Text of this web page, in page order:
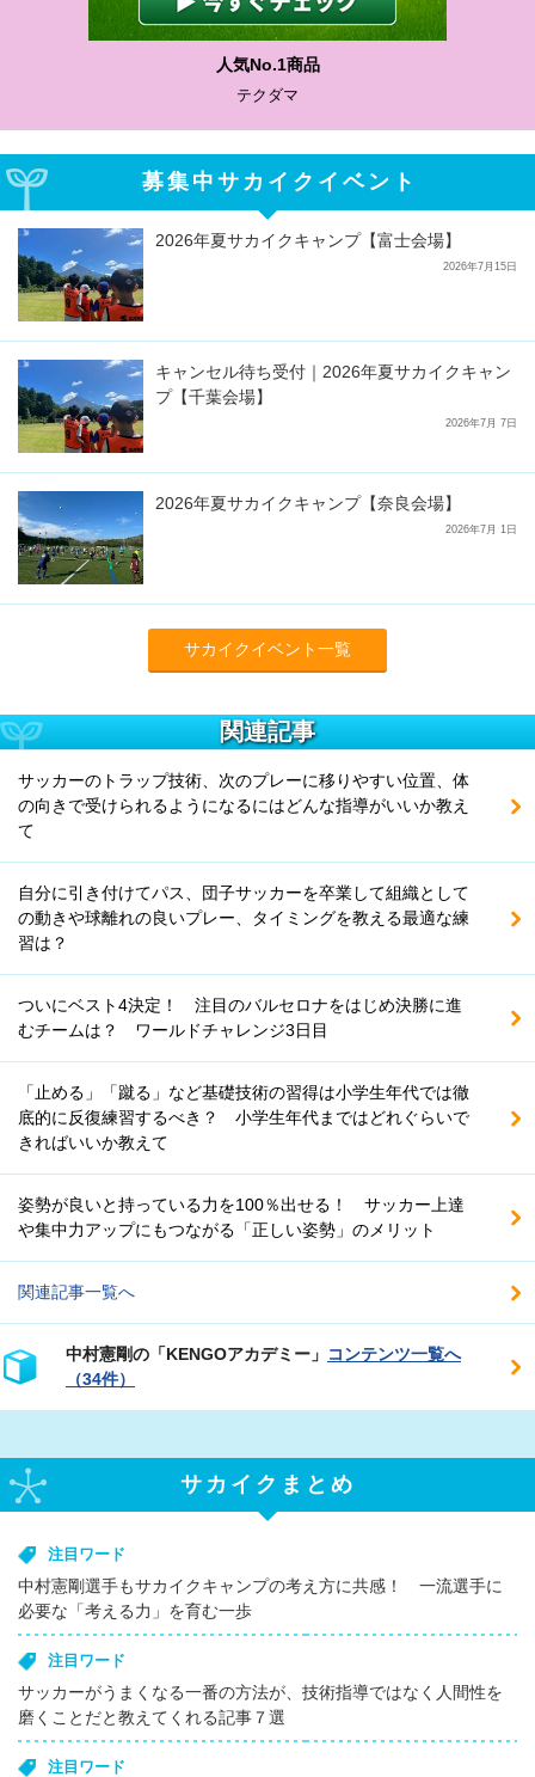
わかりやすい質問に沿って書ける
サカイクサッカーノート
募集中サカイクイベント
2026年夏サカイクキャンプ【富士会場】
2026年7月15日
キャンセル待ち受付｜2026年夏サカイクキャン
プ【千葉会場】
2026年7月 7日
2026年夏サカイクキャンプ【奈良会場】
2026年7月 1日
サカイクイベント一覧
関連記事
サッカーのトラップ技術、次のプレーに移りやすい位置、体
の向きで受けられるようになるにはどんな指導がいいか教え
て
自分に引き付けてパス、団子サッカーを卒業して組織として
の動きや球離れの良いプレー、タイミングを教える最適な練
習は？
ついにベスト4決定！ 注目のバルセロナをはじめ決勝に進
むチームは？ ワールドチャレンジ3日目
「止める」「蹴る」など基礎技術の習得は小学生年代では徹
底的に反復練習するべき？ 小学生年代まではどれぐらいで
きればいいか教えて
姿勢が良いと持っている力を100％出せる！ サッカー上達
や集中力アップにもつながる「正しい姿勢」のメリット
関連記事一覧へ
中村憲剛の「KENGOアカデミー」 コンテンツ一覧へ
（34件）
サカイクまとめ
注目ワード
中村憲剛選手もサカイクキャンプの考え方に共感！ 一流選手に
必要な「考える力」を育む一歩
注目ワード
サッカーがうまくなる一番の方法が、技術指導ではなく人間性を
磨くことだと教えてくれる記事７選
注目ワード